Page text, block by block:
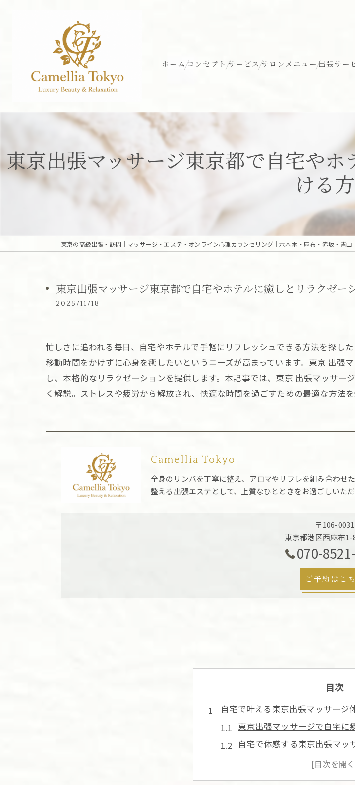
ホーム コンセプト サービス サロンメニュー 出張サー
東京出張マッサージ東京都で自宅や
ける
東京出張マッサージ東京都で自宅やホテルに癒しとリラクゼー
2025/11/18
忙しさに追われる毎日、自宅やホテルで手軽にリフレッシュできる方法を探し
移動時間をかけずに心身を癒したいというニーズが高まっています。東京 出張
し、本格的なリラクゼーションを提供します。本記事では、東京 出張マッサ
く解説。ストレスや疲労から解放され、快適な時間を過ごすための最適な方法を
Camellia Tokyo
全身のリンパを丁寧に整え、アロマやリフレを組み合わせ
整える出張エステとして、上質なひとときをお過ごしいただ
〒106-0031
東京都港区西麻布
070-
ご予約はこ
目次
自宅で叶える東京出張マッサージ
東京出張マッサージで自宅に
自宅で体感する東京出張マッ
東京出張マッサージなら自宅
東京出張マッサージで自宅ケ